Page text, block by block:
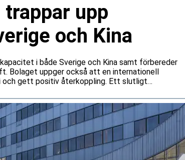
upp
och Kina
i både Sverige och Kina samt förbereder
Bolaget uppger också att en internationell
och gett positiv återkoppling. Ett slutligt